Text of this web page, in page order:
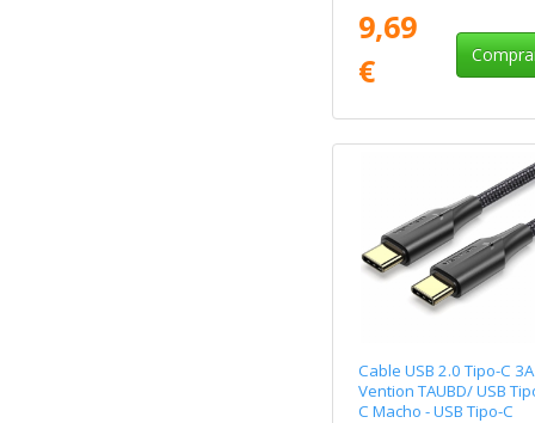
240W/ 480Mbps/ 1.5m/
Titanio
9,69
€
Cable USB 2.0 Tipo-C 3A
Vention TAUBD/ USB
C Macho - USB Tipo-C